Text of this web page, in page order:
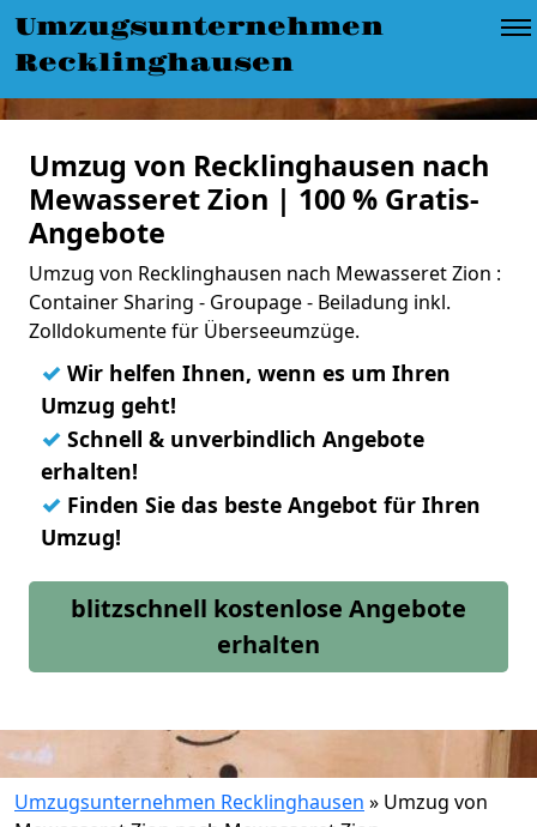
Umzugsunternehmen
Recklinghausen
Umzug von Recklinghausen nach
Mewasseret Zion | 100 % Gratis-
Angebote
Umzug von Recklinghausen nach Mewasseret Zion :
Container Sharing - Groupage - Beiladung inkl.
Zolldokumente für Überseeumzüge.
✓ Wir helfen Ihnen, wenn es um Ihren
Umzug geht!
✓ Schnell & unverbindlich Angebote
erhalten!
✓ Finden Sie das beste Angebot für Ihren
Umzug!
blitzschnell kostenlose Angebote
erhalten
Umzugsunternehmen Recklinghausen » Umzug von